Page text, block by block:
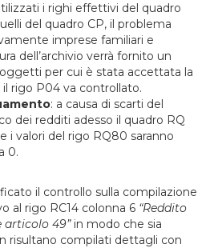
i righi effettivi del quadro
del quadro CP, il problema
imprese familiari e
dell’archivio verrà fornito un
per cui è stata accettata la
rigo P04 va controllato.
: a causa di scarti del
dei redditi adesso il quadro RQ
i valori del rigo RQ80 saranno
0.
il controllo sulla compilazione
al rigo RC14 colonna 6 “Reddito
articolo 49”in modo che sia
risultano compilati dettagli con